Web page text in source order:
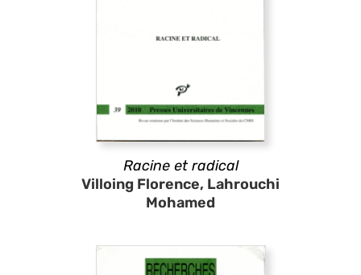
Racine et radical
Villoing Florence, Lahrouchi
Mohamed